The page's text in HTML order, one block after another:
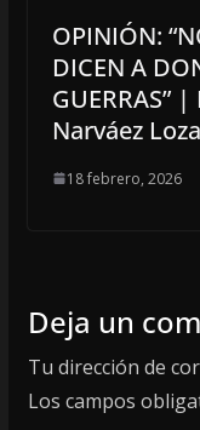
OPINIÓN:
DICEN A
GUERRAS”
Narváez
18 febrero, 2026
Deja un
Tu dirección de
Los campos